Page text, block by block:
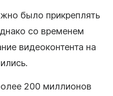
было прикреплять
со временем
видеоконтента на
200 миллионов